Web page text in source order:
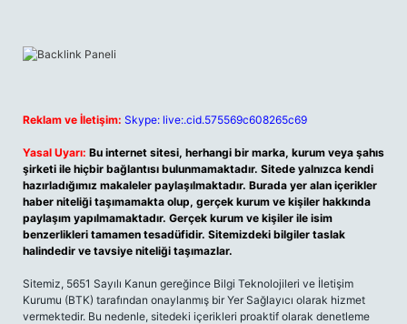
Reklam ve İletişim: Skype: live:.cid.575569c608265c69
Yasal Uyarı: Bu internet sitesi, herhangi bir marka, kurum veya şahıs
şirketi ile hiçbir bağlantısı bulunmamaktadır. Sitede yalnızca kendi
hazırladığımız makaleler paylaşılmaktadır. Burada yer alan içerikler
haber niteliği taşımamakta olup, gerçek kurum ve kişiler hakkında
paylaşım yapılmamaktadır. Gerçek kurum ve kişiler ile isim
benzerlikleri tamamen tesadüfidir. Sitemizdeki bilgiler taslak
halindedir ve tavsiye niteliği taşımazlar.
Sitemiz, 5651 Sayılı Kanun gereğince Bilgi Teknolojileri ve İletişim
Kurumu (BTK) tarafından onaylanmış bir Yer Sağlayıcı olarak hizmet
vermektedir. Bu nedenle, sitedeki içerikleri proaktif olarak denetleme